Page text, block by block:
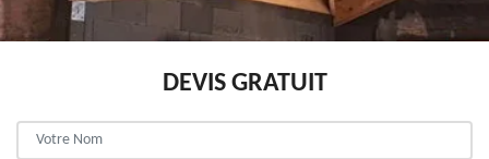
DEVIS GRATUIT